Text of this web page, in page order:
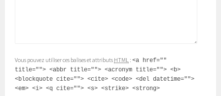
Vous pouvez utiliser ces balises et attributs HTML :<a href=""
title=""> <abbr title=""> <acronym title=""> <b>
<blockquote cite=""> <cite> <code> <del datetime="">
<em> <i> <q cite=""> <s> <strike> <strong>